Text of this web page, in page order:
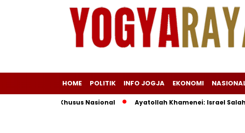
HOME POLITIK INFO JOGJA EKONOMI
Kuota Haji Khusus Nasional Ayatollah Khamenei: Israel Salah